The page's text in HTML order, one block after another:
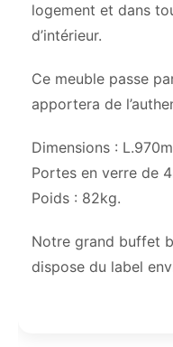
logement et dans
d’intérieur.
Ce meuble passe
apportera de
Dimensions :
Portes en verre de
Poids : 82kg.
Notre grand buffet
dispose du label